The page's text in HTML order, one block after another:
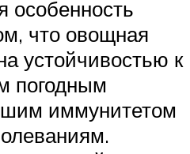
особенность
что овощная
устойчивостью к
погодным
иммунитетом